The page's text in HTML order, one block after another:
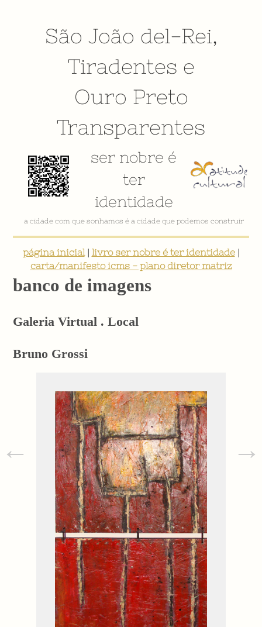
São João del-Rei,
Tiradentes e
Ouro Preto
Transparentes
ser nobre é
ter
identidade
a cidade com que sonhamos é a cidade que podemos construir
página inicial| livro ser nobre é ter identidade|
carta/manifesto icms - plano diretor matriz
banco de imagens
Galeria Virtual . Local
Bruno Grossi
← →